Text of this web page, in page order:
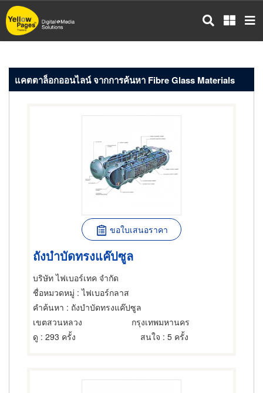
ข้าม
ไป
หลัก
แคตตาล็อกออนไลน์ จากการค้นหา Fibre Glass Materials
ขอใบเสนอราคา
ถังบำบัดทรงแค๊ปซูล
บริษัท ไฟเบอร์เทค จำกัด
ชื่อหมวดหมู่ : ไฟเบอร์กลาส
คำค้นหา : ถังบำบัดทรงแค๊ปซูล
เขตสวนหลวง
กรุงเทพมหานคร
ดู : 293 ครั้ง สนใจ : 5 ครั้ง